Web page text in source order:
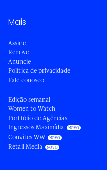
Mais
Assine
Renove
Anuncie
Política de privacidade
Fale conosco
Edição semanal
Women to Watch
Portfólio de Agências
Ingressos Maximídia
Convites WW
Retail Media